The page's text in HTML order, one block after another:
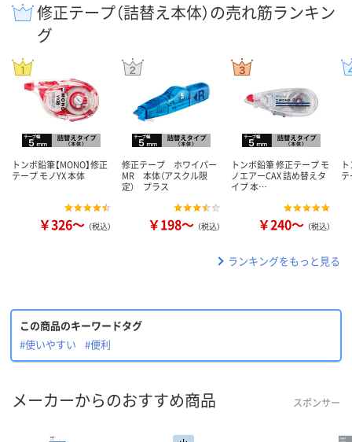
修正テープ（詰替え本体）の売れ筋ランキン
グ
トンボ鉛筆【MONO】修正
テープ モノYX 本体
￥326～ （税込）
修正テープ ホワイパー
MR 本体（アスクル限
定） プラス
￥198～ （税込）
トンボ鉛筆 修正テープ モ
ノエアーCAX 詰め替えタ
イプ 本…
￥240～ （税込）
テ
ランキングをもっと見る
この商品のキーワードタグ
#使いやすい
#便利
メーカーからのおすすめ商品 スポンサー